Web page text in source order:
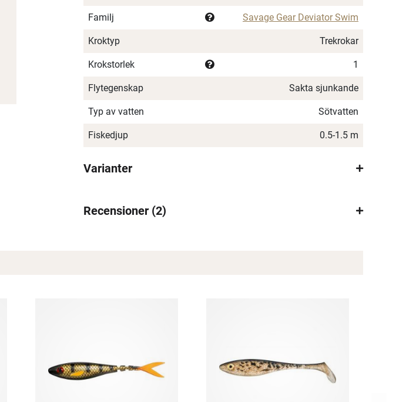
×
Familj Savage Gear Deviator Swim
Kroktyp Trekrokar
Krokstorlek 1
Flytegenskap Sakta sjunkande
Typ av vatten Sötvatten
Fiskedjup 0.5-1.5 m
Varianter
Recensioner 2